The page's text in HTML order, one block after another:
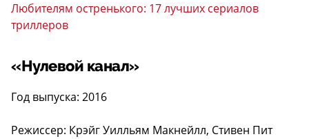
Любителям остренького: 17 лучших сериалов
триллеров
«Нулевой канал»
Год выпуска: 2016
Режиссер: Крэйг Уилльям Макнейлл, Стивен Пит